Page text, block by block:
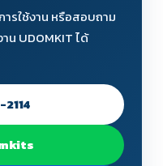
รใช้งาน หรือสอบถาม
น UDOMKIT ได้